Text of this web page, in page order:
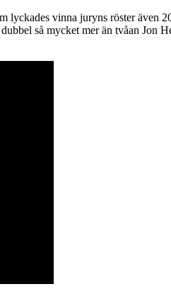
lyckades vinna juryns röster även
så mycket mer än tvåan Jon